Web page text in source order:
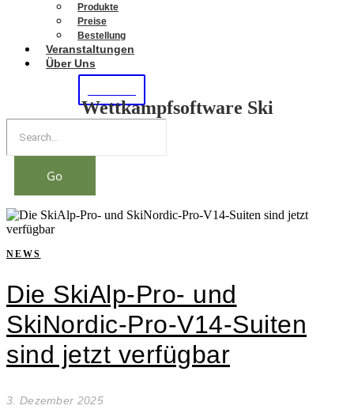
Produkte
Preise
Bestellung
Veranstaltungen
Über Uns
Wettkampfsoftware Ski
Go
NEWS
Die SkiAlp-Pro- und
SkiNordic-Pro-V14-Suiten
sind jetzt verfügbar
3. Dezember 2025